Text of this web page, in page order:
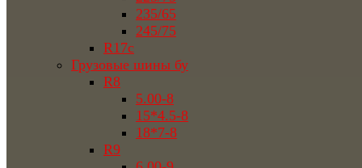
235/65
245/75
R17c
Грузовые шины бу
R8
5.00-8
15*4.5-8
18*7-8
R9